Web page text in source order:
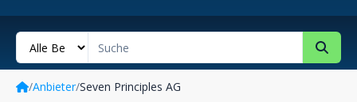
/Anbieter/Seven Principles AG